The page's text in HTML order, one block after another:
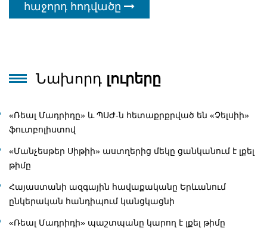
հաջորդ հոդվածը
Նախորդ լուրերը
«Ռեալ Մադրիդը» և ՊՍԺ-ն հետաքրքրված են «Չելսիի»
ֆուտբոլիստով
«Մանչեսթեր Սիթիի» աստղերից մեկը ցանկանում է լքել
թիմը
Հայաստանի ազգային հավաքականը Երևանում
ընկերական հանդիպում կանցկացնի
«Ռեալ Մադրիդի» պաշտպանը կարող է լքել թիմը